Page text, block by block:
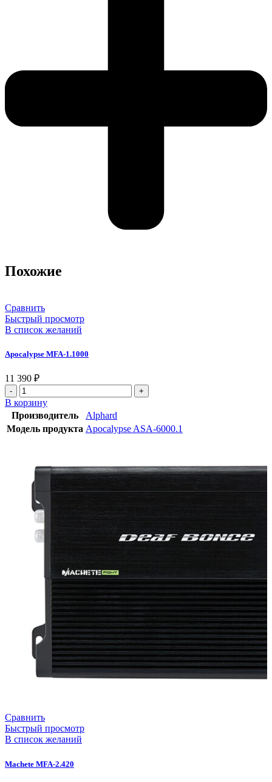
Похожие
Сравнить
Быстрый просмотр
В список желаний
Apocalypse MFA-1.1000
11 390 ₽
В корзину
Производитель
Alphard
Модель продукта Apocalypse ASA-6000.1
Сравнить
Быстрый просмотр
В список желаний
Machete MFA-2.420